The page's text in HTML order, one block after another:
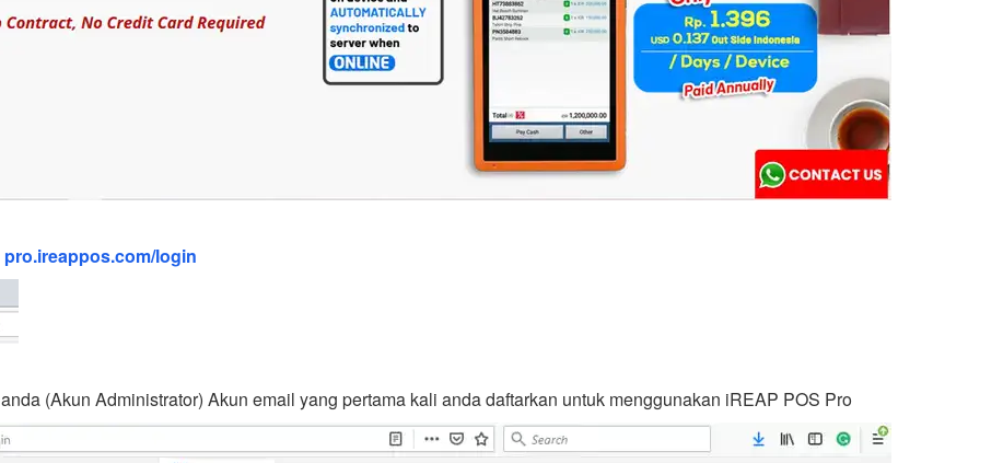
pro.ireappos.com/login
anda (Akun Administrator) Akun email yang pertama kali anda daftarkan untuk menggunakan iREAP POS Pro